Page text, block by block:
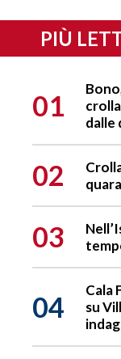
PIÙ
01
dalle
02
03
04
Cala
su